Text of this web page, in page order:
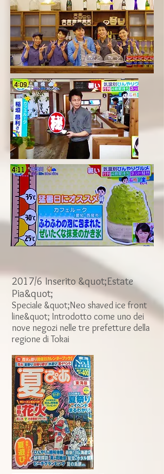
2017/6 Inserito &quot;Estate
Pia&quot;
Speciale &quot;Neo shaved ice front
line&quot; Introdotto come uno dei
nove negozi nelle tre prefetture della
regione di Tokai